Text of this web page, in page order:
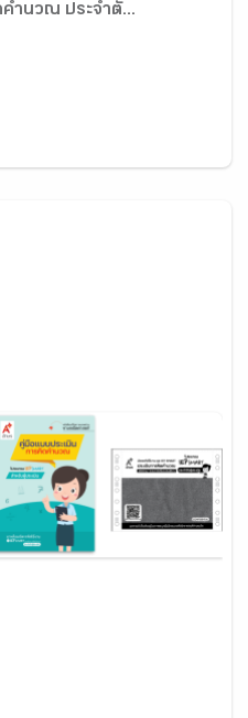
คำนวณ ประจำตั...